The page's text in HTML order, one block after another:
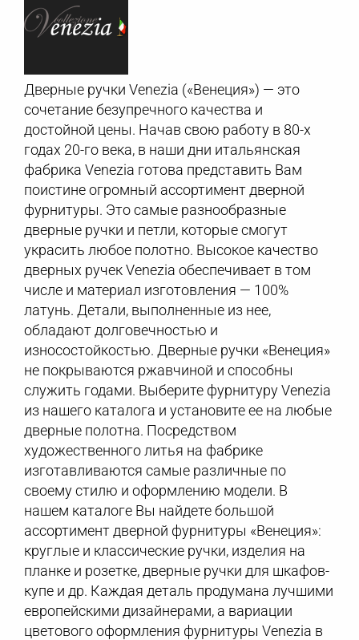
Дверные ручки Venezia («Венеция») — это
сочетание безупречного качества и
достойной цены. Начав свою работу в 80-х
годах 20-го века, в наши дни итальянская
фабрика Venezia готова представить Вам
поистине огромный ассортимент дверной
фурнитуры. Это самые разнообразные
дверные ручки и петли, которые смогут
украсить любое полотно. Высокое качество
дверных ручек Venezia обеспечивает в том
числе и материал изготовления — 100%
латунь. Детали, выполненные из нее,
обладают долговечностью и
износостойкостью. Дверные ручки «Венеция»
не покрываются ржавчиной и способны
служить годами. Выберите фурнитуру Venezia
из нашего каталога и установите ее на любые
дверные полотна. Посредством
художественного литья на фабрике
изготавливаются самые различные по
своему стилю и оформлению модели. В
нашем каталоге Вы найдете большой
ассортимент дверной фурнитуры «Венеция»:
круглые и классические ручки, изделия на
планке и розетке, дверные ручки для шкафов-
купе и др. Каждая деталь продумана лучшими
европейскими дизайнерами, а вариации
цветового оформления фурнитуры Venezia в